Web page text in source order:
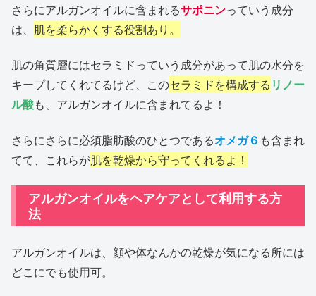
さらにアルガンオイルに含まれるサポニンっていう成分
は、 肌を柔らかくする役割あり。
肌の角質層にはセラミドっていう成分があって肌の水分を
キープしてくれてるけど、このセラミドを構成する リノー
ル酸も、アルガンオイルに含まれてるよ！
さらにさらに必須脂肪酸のひとつであるオメガ６ も含まれ
てて、これらが肌を乾燥から守ってくれるよ！
アルガンオイルをヘアケアとして利用する方
法
アルガンオイルは、顔や体なんかの乾燥が気になる所には
どこにでも使用可。